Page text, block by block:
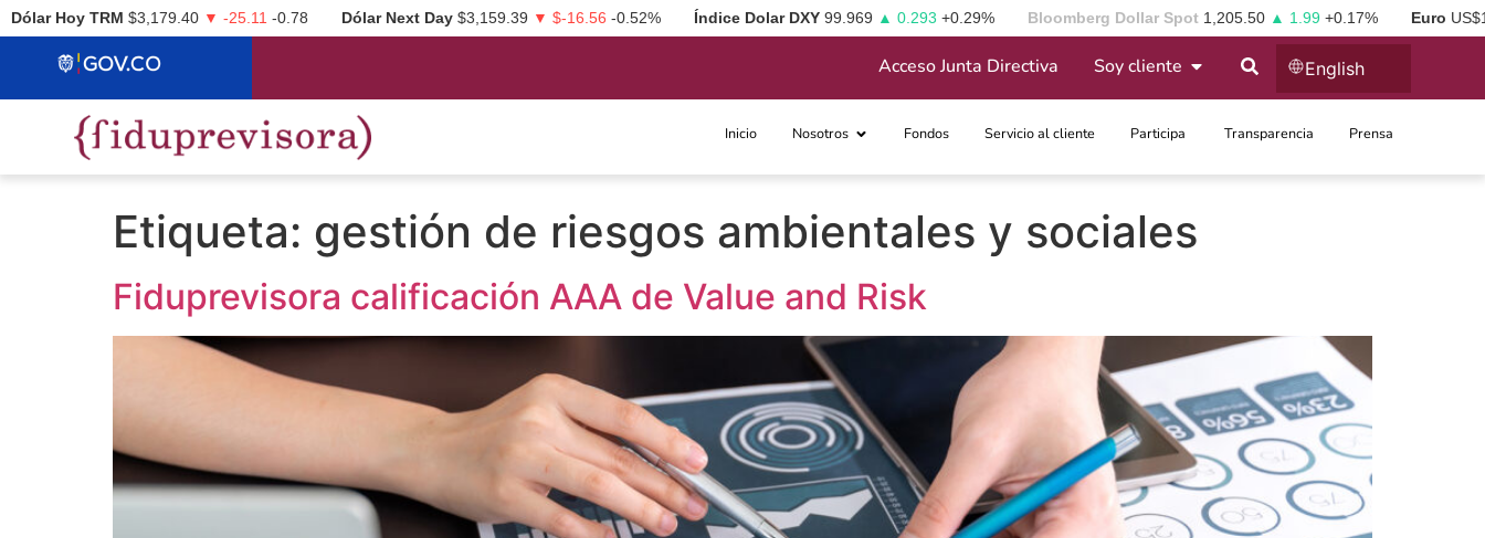
Dólar Hoy TRM $3,179.40 ▼ -25.11 -0.78 Dólar Next Day $3,159.39 ▼ $-16.56 -0.52% Índice Dolar DXY 99.969 ▲ 0.293 +0.29% Bloomberg Dollar Spot 1,205.50 ▲ 1.99 +0.17% Euro
Acceso Junta Directiva Soy cliente English
Inicio Nosotros Fondos Servicio al cliente Participa ​ Transparencia Prensa
Etiqueta: gestión de riesgos ambientales y sociales
Fiduprevisora calificación AAA de Value and Risk